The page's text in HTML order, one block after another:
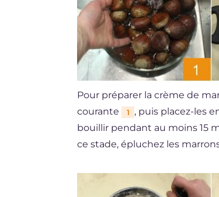
Pour préparer la crème de
courante
1
, puis placez-les
bouillir pendant au moins 15
ce stade, épluchez les